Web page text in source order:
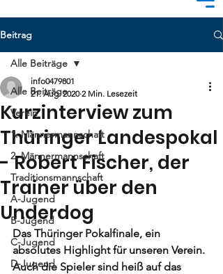
Beitrag
Alle Beiträge
Verein
1. Männermannschaft
2. Männermannschaft
Traditionsmannschaft
A-Jugend
B-Jugend
C-Jugend
D-Jugend
Alle Beiträge
Kurzinterview zum
Thüringer Landespokal
- Robert Fischer, der
Trainer über den
Underdog
info0479801
21. Aug. 2020 2 Min. Lesezeit
Das Thüringer Pokalfinale, ein
absolutes Highlight für unseren Verein.
Auch die Spieler sind heiß auf das